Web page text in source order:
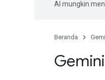
AI mungkin
Beranda